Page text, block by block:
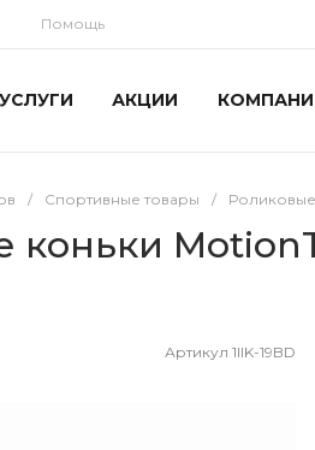
Помощь
УСЛУГИ АКЦИИ
/ Спортивные товары / Роликовые
коньки
Артикул1IIK-19BD